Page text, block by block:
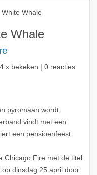
White Whale
Whale
x bekeken | 0 reacties
pyromaan wordt
vindt met een
een pensioenfeest.
Chicago Fire met de titel
dinsdag 25 april door